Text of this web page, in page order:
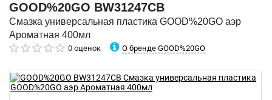
GOOD%20GO BW31247CB
Смазка универсальная пластика GOOD%20GO аэр
Ароматная 400мл
0 оценок О бренде GOOD%20GO